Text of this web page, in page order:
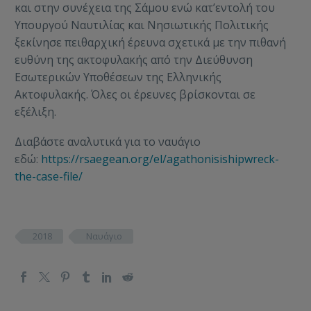
και στην συνέχεια της Σάμου ενώ κατ’εντολή του
Υπουργού Ναυτιλίας και Νησιωτικής Πολιτικής
ξεκίνησε πειθαρχική έρευνα σχετικά με την πιθανή
ευθύνη της ακτοφυλακής από την Διεύθυνση
Εσωτερικών Υποθέσεων της Ελληνικής
Ακτοφυλακής. Όλες οι έρευνες βρίσκονται σε
εξέλιξη.
Διαβάστε αναλυτικά για το ναυάγιο
εδώ: https://rsaegean.org/el/agathonisishipwreck-
the-case-file/
2018 Ναυάγιο